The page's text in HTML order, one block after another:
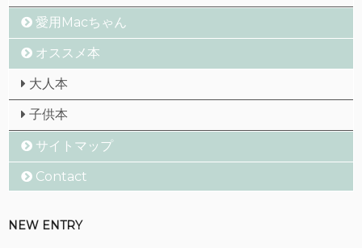
愛用Macちゃん
オススメ本
大人本
子供本
サイトマップ
Contact
NEW ENTRY